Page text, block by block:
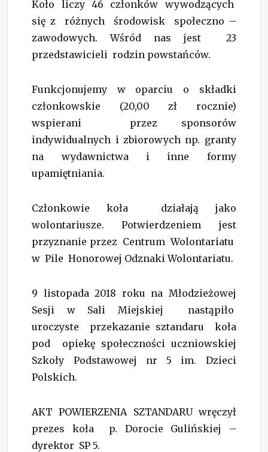
Koło liczy 46 członków wywodzących
się z różnych środowisk społeczno –
zawodowych. Wśród nas jest 23
przedstawicieli rodzin powstańców.
Funkcjonujemy w oparciu o składki
członkowskie (20,00 zł rocznie)
wspierani przez sponsorów
indywidualnych i zbiorowych np. granty
na wydawnictwa i inne formy
upamiętniania.
Członkowie koła działają jako
wolontariusze. Potwierdzeniem jest
przyznanie przez Centrum Wolontariatu
w Pile Honorowej Odznaki Wolontariatu.
9 listopada 2018 roku na Młodzieżowej
Sesji w Sali Miejskiej nastąpiło
uroczyste przekazanie sztandaru koła
pod opiekę społeczności uczniowskiej
Szkoły Podstawowej nr 5 im. Dzieci
Polskich.
AKT POWIERZENIA SZTANDARU wręczył
prezes koła p. Dorocie Gulińskiej –
dyrektor SP 5.